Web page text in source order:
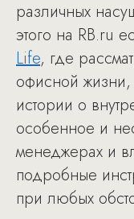
различных
этого на RB.ru
Life, где
офисной
истории о
особенное и
менеджерах и
подробные
при любых